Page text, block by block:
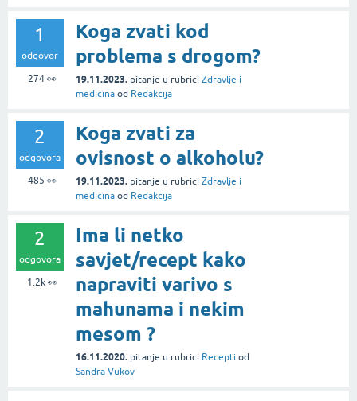
1
odgovor
274👀
Koga zvati kod
problema s drogom?
19.11.2023. pitanje u rubrici Zdravlje i
medicina od Redakcija
2
odgovora
485 👀
Koga zvati za
ovisnost o alkoholu?
19.11.2023. pitanje u rubrici Zdravlje i
medicina od Redakcija
2
odgovora
1.2k👀
Ima li netko
savjet/recept kako
napraviti varivo s
mahunama i nekim
mesom ?
16.11.2020. pitanje u rubrici Recepti od
Sandra Vukov